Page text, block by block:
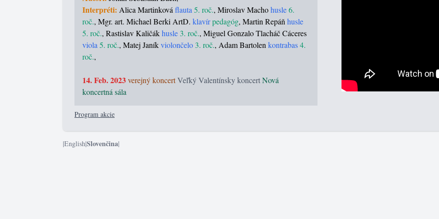
Interpréti: Alica Martinková flauta 5. roč., Miroslav Machohusle6.
roč., Mgr. art. Michael Berki ArtD. klavírpedagóg, Martin Repáň husle
5. roč., Rastislav Kaličákhusle 3. roč., Miguel Gonzalo Tlacháč Cáceres
viola 5. roč., Matej Janíkviolončelo 3. roč., Adam Bartolen kontrabas4.
roč.,
14. Feb. 2023verejný koncertVeľký Valentínsky koncertNová
koncertná sála
Program akcie
|English|Slovenčina|